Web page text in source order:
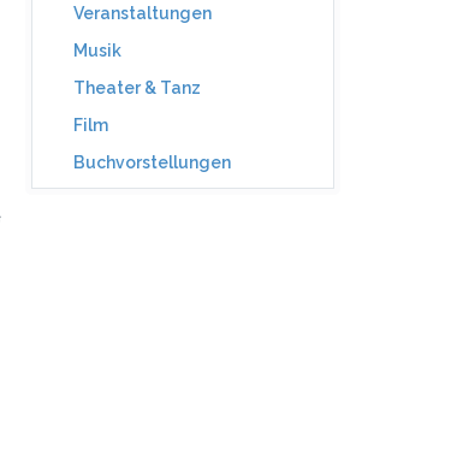
Veranstaltungen
Musik
Theater & Tanz
Film
Buchvorstellungen